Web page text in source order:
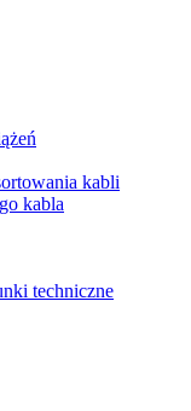
kabli
kabla
techniczne